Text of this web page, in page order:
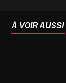
À VOIR AUSSI